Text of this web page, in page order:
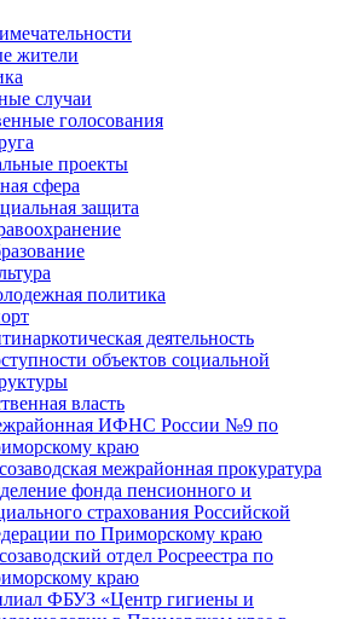
жители
случаи
голосования
проекты
сфера
защита
политика
деятельность
объектов социальной
власть
ИФНС России №9 по
краю
межрайонная прокуратура
фонда пенсионного и
страхования Российской
по Приморскому краю
отдел Росреестра по
краю
ФБУЗ «Центр гигиены и